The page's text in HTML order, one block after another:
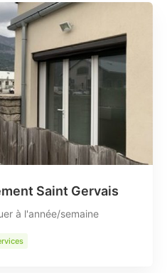
Saint Gervais
à l'année/semaine